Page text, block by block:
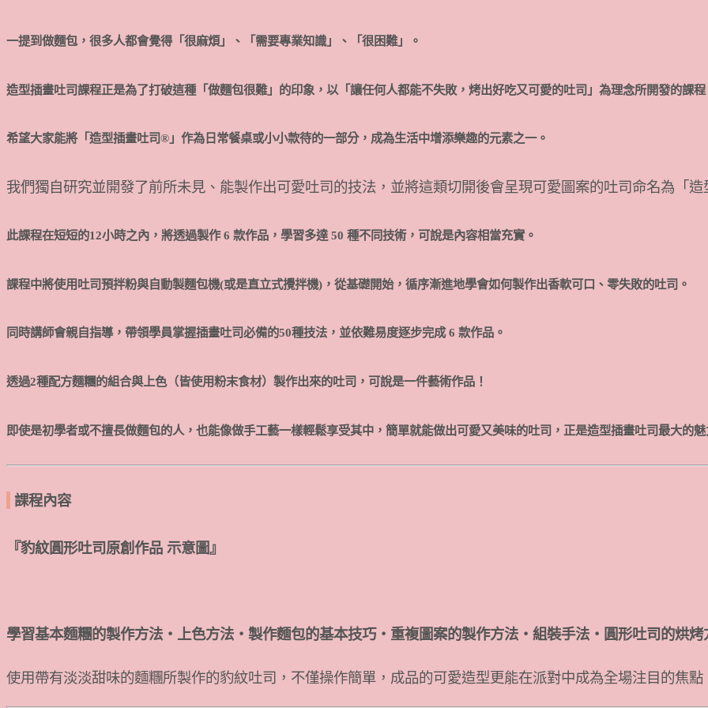
一提到做麵包，很多人都會覺得「很麻煩」、「需要專業知識」、「很困難」。
造型插畫吐司課程正是為了打破這種「做麵包很難」的印象，以「讓任何人都能不失敗，烤出好吃又可愛的吐司」為理念所開發的課程
希望大家能將「造型插畫吐司®」作為日常餐桌或小小款待的一部分，成為生活中增添樂趣的元素之一。
我們獨自研究並開發了前所未見、能製作出可愛吐司的技法，並將這類切開後會呈現可愛圖案的吐司命名為「造
此課程在短短的12小時之內，將透過製作 6 款作品，學習多達 50 種不同技術，可說是內容相當充實。
課程中將使用吐司預拌粉與自動製麵包機(或是直立式攪拌機)，從基礎開始，循序漸進地學會如何製作出香軟可口、零失敗的吐司。
同時講師會親自指導，帶領學員掌握插畫吐司必備的50種技法，並依難易度逐步完成 6 款作品。
透過2種配方麵糰的組合與上色（皆使用粉末食材）製作出來的吐司，可說是一件藝術作品！
即使是初學者或不擅長做麵包的人，也能像做手工藝一樣輕鬆享受其中，簡單就能做出可愛又美味的吐司，正是造型插畫吐司最大的魅
課程內容
『豹紋圓形吐司原創作品 示意圖』
學習基本麵糰的製作方法・上色方法・製作麵包的基本技巧・重複圖案的製作方法・組裝手法・圓形吐司的烘烤
使用帶有淡淡甜味的麵糰所製作的豹紋吐司，不僅操作簡單，成品的可愛造型更能在派對中成為全場注目的焦點